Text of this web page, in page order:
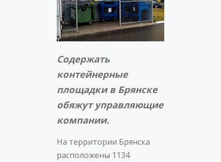
Содержать
контейнерные
площадки в Брянске
обяжут управляющие
компании.
На территории Брянска
расположены 1134